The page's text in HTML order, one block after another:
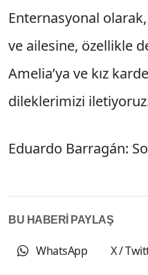
Enternasyonal
ve ailesine, özellikle
Amelia’ya ve kız
dileklerimizi
Eduardo Barragán:
BU HABERİ PAYLAŞ
WhatsApp X /